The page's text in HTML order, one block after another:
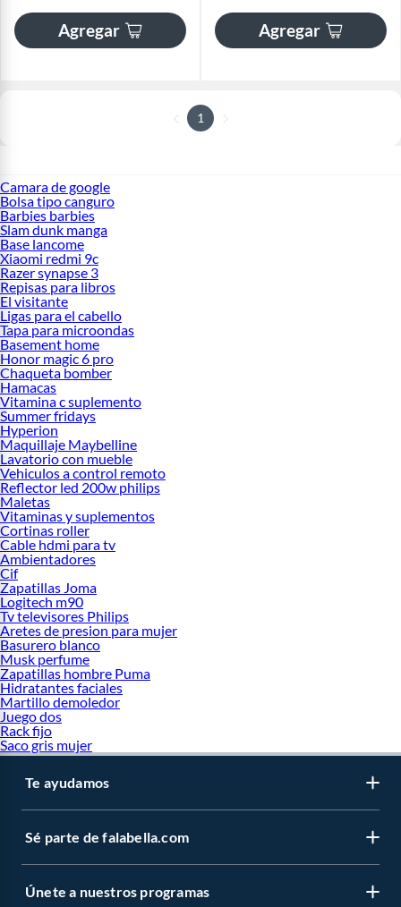
Agregar Agregar
1
Camara de google
Bolsa tipo canguro
Barbies barbies
Slam dunk manga
Base lancome
Xiaomi redmi 9c
Razer synapse 3
Repisas para libros
El visitante
Ligas para el cabello
Tapa para microondas
Basement home
Honor magic 6 pro
Chaqueta bomber
Hamacas
Vitamina c suplemento
Summer fridays
Hyperion
Maquillaje Maybelline
Lavatorio con mueble
Vehiculos a control remoto
Reflector led 200w philips
Maletas
Vitaminas y suplementos
Cortinas roller
Cable hdmi para tv
Ambientadores
Cif
Zapatillas Joma
Logitech m90
Tv televisores Philips
Aretes de presion para mujer
Basurero blanco
Musk perfume
Zapatillas hombre Puma
Hidratantes faciales
Martillo demoledor
Juego dos
Rack fijo
Saco gris mujer
Te ayudamos
Sé parte de falabella.com
Únete a nuestros programas